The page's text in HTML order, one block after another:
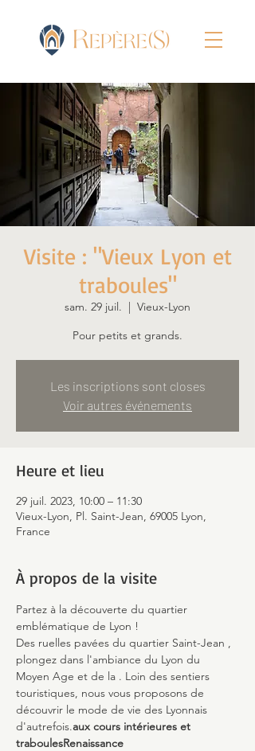
Visite : "Vieux Lyon et
traboules"
sam. 29 juil.
  |
Vieux-Lyon
Pour petits et grands.
Les inscriptions sont closes
Voir autres événements
Heure et lieu
29 juil. 2023, 10:00 – 11:30
Vieux-Lyon, Pl. Saint-Jean, 69005 Lyon,
France
À propos de la visite
Partez à la découverte du quartier
emblématique de Lyon !
Des ruelles pavées du quartier Saint-Jean ,
plongez dans l'ambiance du Lyon du
Moyen Age et de la . Loin des sentiers
touristiques, nous vous proposons de
découvrir le mode de vie des Lyonnais
d'autrefois.aux cours intérieures et
traboulesRenaissance